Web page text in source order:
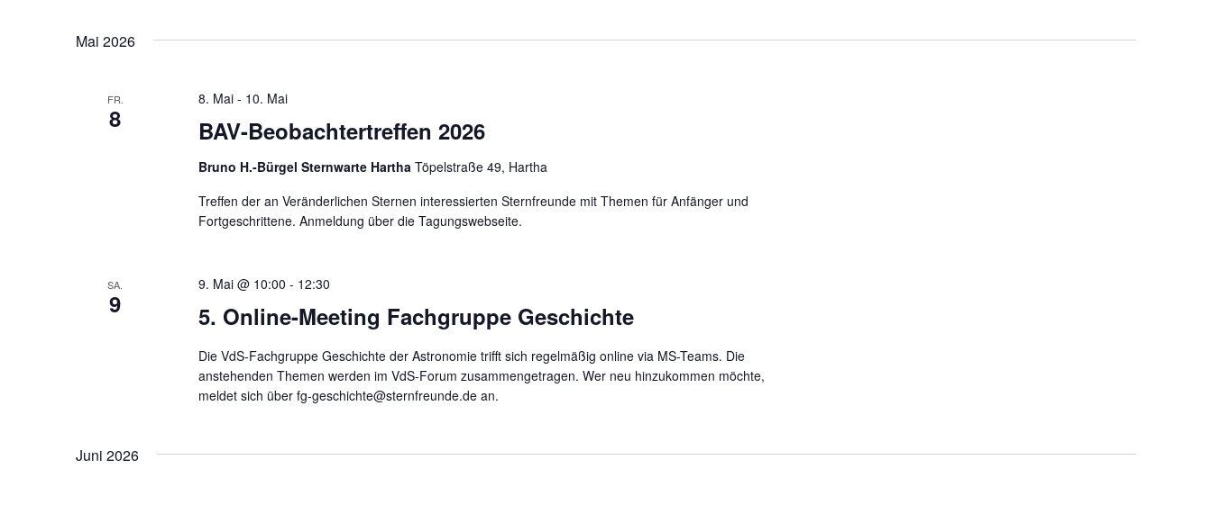
Mai 2026
FR.
8 BAV-Beobachtertreffen 2026
8. Mai- 10. Mai
Bruno H.-Bürgel Sternwarte Hartha Töpelstraße 49, Hartha
Treffen der an Veränderlichen Sternen interessierten Sternfreunde mit Themen für Anfänger und
Fortgeschrittene. Anmeldung über die Tagungswebseite.
SA.
9 5. Online-Meeting Fachgruppe Geschichte
9. Mai @ 10:00 - 12:30
Die VdS-Fachgruppe Geschichte der Astronomie trifft sich regelmäßig online via MS-Teams. Die
anstehenden Themen werden im VdS-Forum zusammengetragen. Wer neu hinzukommen möchte,
meldet sich über fg-geschichte@sternfreunde.de an.
Juni 2026